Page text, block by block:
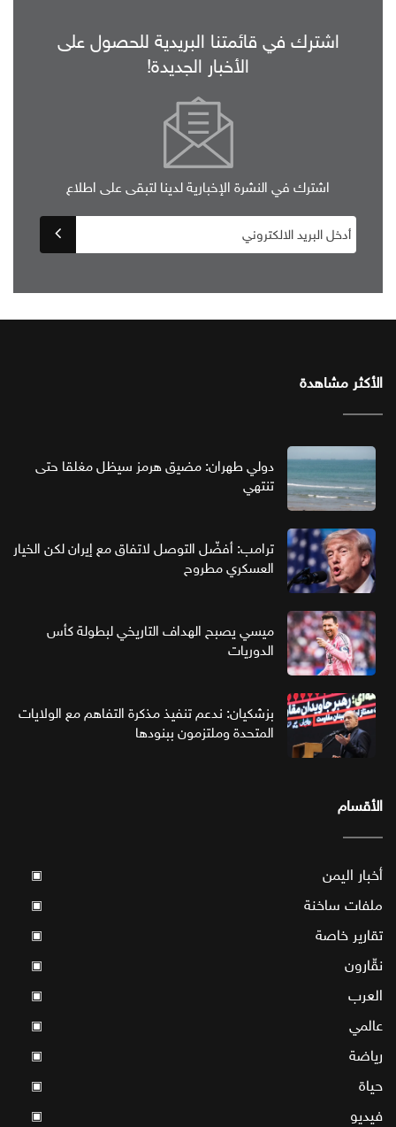
اشترك في قائمتنا البريدية للحصول على
الأخبار الجديدة!
اشترك في النشرة الإخبارية لدينا لتبقى على اطلاع
الأكثر مشاهدة
دولي طهران: مضيق هرمز سيظل مغلقا حتى
تنتهي
ترامب: أفضّل التوصل لاتفاق مع إيران لكن الخيار
العسكري مطروح
ميسي يصبح الهداف التاريخي لبطولة كأس
الدوريات
بزشكيان: ندعم تنفيذ مذكرة التفاهم مع الولايات
المتحدة وملتزمون ببنودها
الأقسام
أخبار اليمن ▣
ملفات ساخنة ▣
تقارير خاصة ▣
نقّارون ▣
العرب ▣
عالمي ▣
رياضة ▣
حياة ▣
فيديو ▣